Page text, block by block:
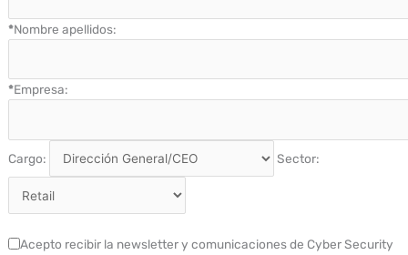
*Nombre apellidos:
*Empresa:
Cargo: Sector:
Acepto recibir la newsletter y comunicaciones de Cyber Security